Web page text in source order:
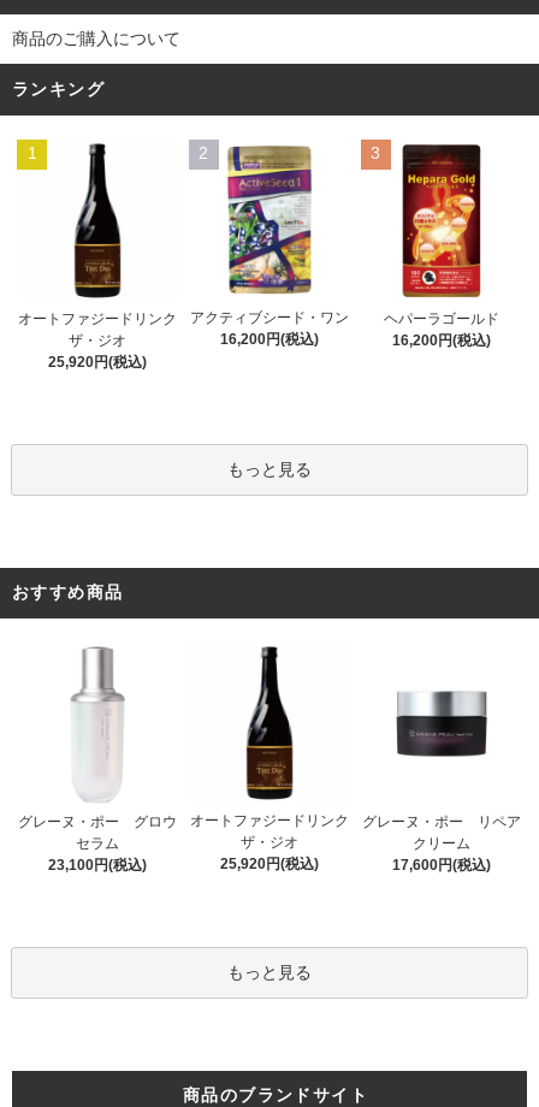
商品のご購入について
ランキング
1
オートファジードリンク
ザ・ジオ
25,920円(税込)
2
アクティブシード・ワン
16,200円(税込)
3
ヘパーラゴールド
16,200円(税込)
もっと見る
おすすめ商品
グレーヌ・ポー グロウ
セラム
23,100円(税込)
オートファジードリンク
ザ・ジオ
25,920円(税込)
グレーヌ・ポー リペア
クリーム
17,600円(税込)
もっと見る
商品のブランドサイト